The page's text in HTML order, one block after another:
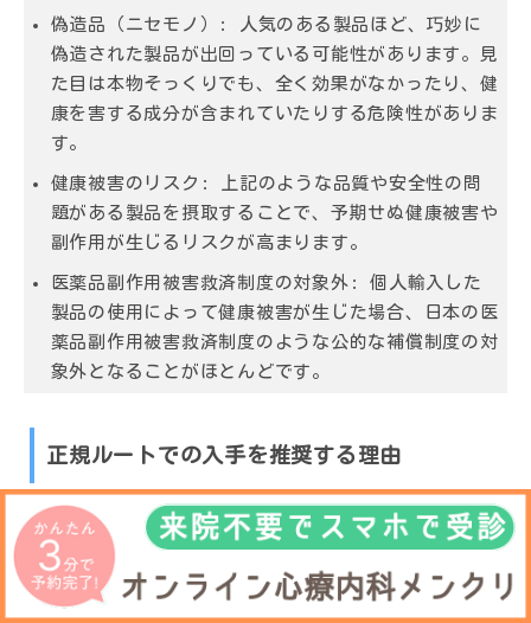
偽造品（ニセモノ）:
人気のある製品ほど、巧妙に
偽造された製品が出回っている可能性があります。見
た目は本物そっくりでも、全く効果がなかったり、健
康を害する成分が含まれていたりする危険性がありま
す。
健康被害のリスク:
上記のような品質や安全性の問
題がある製品を摂取することで、予期せぬ健康被害や
副作用が生じるリスクが高まります。
医薬品副作用被害救済制度の対象外:
個人輸入した
製品の使用によって健康被害が生じた場合、日本の医
薬品副作用被害救済制度のような公的な補償制度の対
象外となることがほとんどです。
正規ルートでの入手を推奨する理由
これらのリスクを避けるためには、ビオチンを必要とする
場合に、必ず正規のルートで入手することを強く推奨しま
す。正規ルートとは、具体的には以下の方法です。